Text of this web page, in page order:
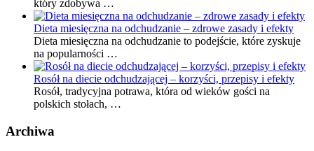
który zdobywa …
Dieta miesięczna na odchudzanie – zdrowe zasady i efekty
Dieta miesięczna na odchudzanie to podejście, które zyskuje
na popularności …
Rosół na diecie odchudzającej – korzyści, przepisy i efekty
Rosół, tradycyjna potrawa, która od wieków gości na
polskich stołach, …
Archiwa